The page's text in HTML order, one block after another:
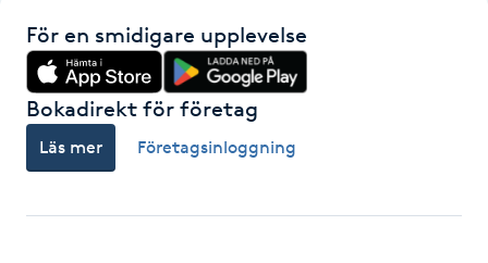
Hypnos
Hårborttagning
För en smidigare upplevelse
Bokadirekt för företag
Läs mer Företagsinloggning